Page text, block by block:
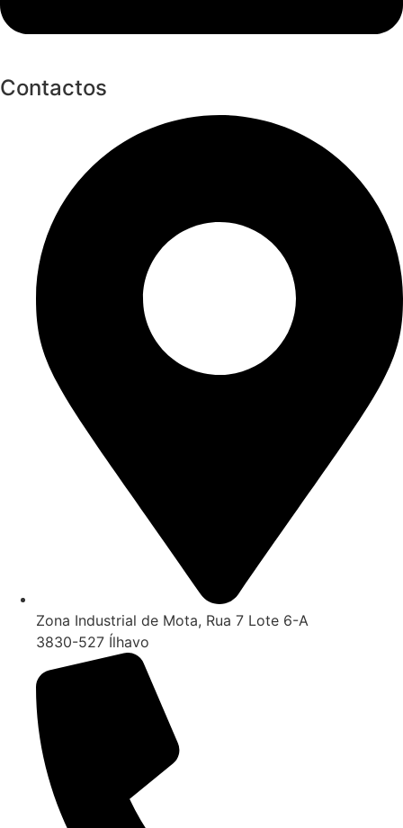
Contactos
Zona Industrial de Mota, Rua 7 Lote 6-A
3830-527 Ílhavo